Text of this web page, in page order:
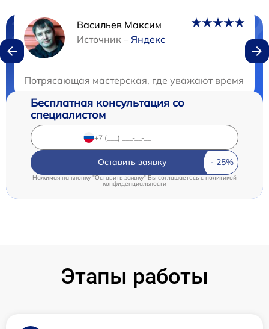
Васильев Максим
Источник – Яндекс
Потрясающая мастерская, где уважают время
Нужна консультация?
Бесплатная консультация со
специалистом
Оставить заявку
Нажимая на кнопку "Оставить заявку" Вы соглашаетесь c политикой
конфиденциальности
Этапы работы